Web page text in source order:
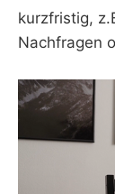
kurzfristig,
Nachfragen